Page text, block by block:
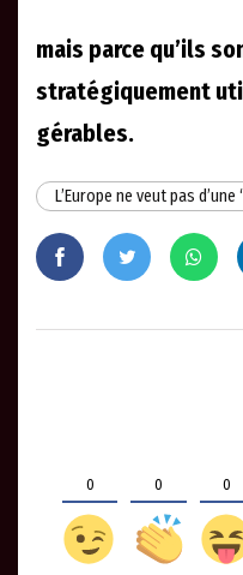
mais parce qu’ils
stratégiquement
gérables.
L’Europe ne veut pas
0 0 0